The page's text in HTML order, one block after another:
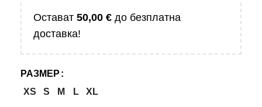
Остават 50,00 € до безплатна
доставка!
РАЗМЕР
XS
S M L XL